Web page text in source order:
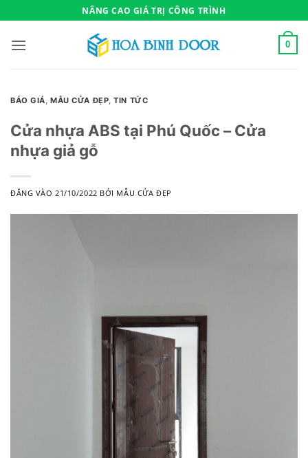
qua
nội
NÂNG CAO GIÁ TRỊ CÔNG TRÌNH
0
BÁO GIÁ,MẪU CỬA ĐẸP,TIN TỨC
Cửa nhựa ABS tại Phú Quốc – Cửa
nhựa giả gỗ
ĐĂNG VÀO 21/10/2022 BỞI MẪU CỬA ĐẸP